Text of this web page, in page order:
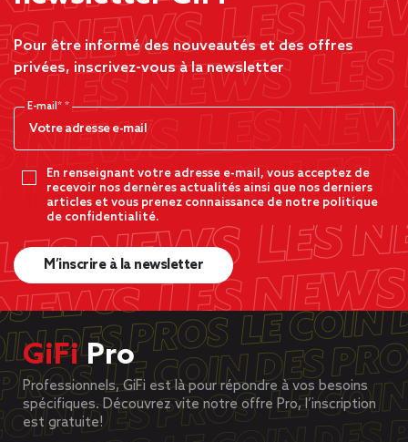
Pour être informé des nouveautés et des offres
privées, inscrivez-vous à la newsletter
E-mail*
En renseignant votre adresse e-mail, vous acceptez de
recevoir nos dernères actualités ainsi que nos derniers
articles et vous prenez connaissance de notre politique
de confidentialité.
M’inscrire à la newsletter
GiFiPro
Professionnels, GiFi est là pour répondre à vos besoins
spécifiques. Découvrez vite notre offre Pro, l’inscription
est gratuite!